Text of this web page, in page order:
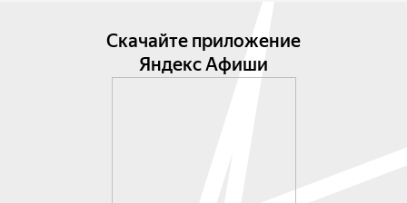
Скачайте приложение
Яндекс Афиши